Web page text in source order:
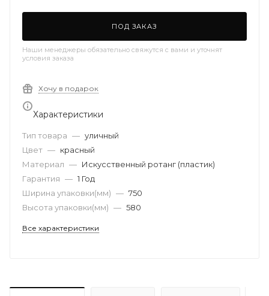
ПОД ЗАКАЗ
Наши менеджеры обязательно свяжутся с вами и уточнят
условия заказа
Хочу в подарок
Характеристики
Тип товара — уличный
Цвет — красный
Материал — Искусственный ротанг (пластик)
Гарантия — 1 Год
Ширина упаковки(мм) — 750
Высота упаковки(мм) — 580
Все характеристики